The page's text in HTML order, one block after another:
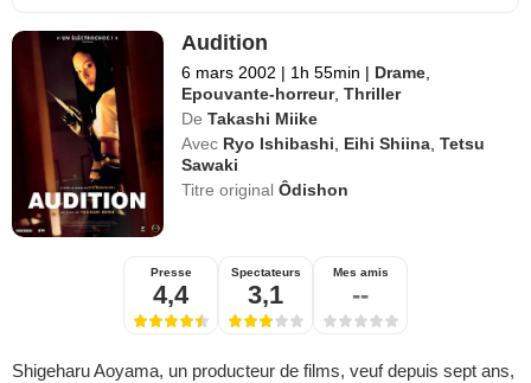
Audition
6 mars 2002 | 1h 55min | Drame
Epouvante-horreur,Thriller
De Takashi Miike
Avec Ryo Ishibashi Eihi Shiina ,Tetsu
Sawaki
Titre originalÔdishon
Presse
4,4
Spectateurs
3,1
Mes amis
--
Shigeharu Aoyama, un producteur de films, veuf depuis sept ans,